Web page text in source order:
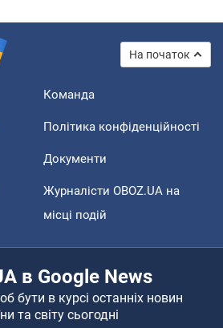
На початок
Команда
Політика конфіденційності
Документи
Журналісти OBOZ.UA на
місці подій
в Google News
бути в курсі останніх новин
та світу сьогодні